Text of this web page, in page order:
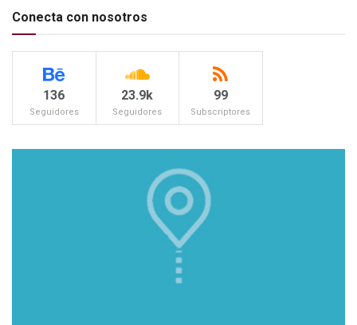
Conecta con nosotros
136
Seguidores
23.9k
Seguidores
99
Subscriptores